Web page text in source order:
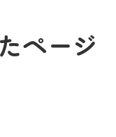
ページ